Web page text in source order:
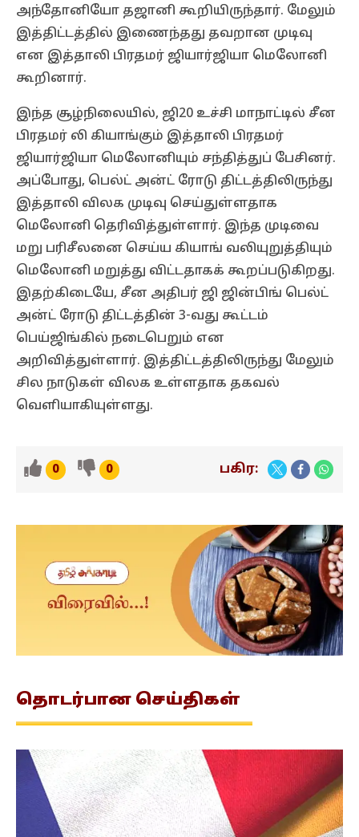
அந்தோனியோ தஜானி கூறியிருந்தார். மேலும்
இத்திட்டத்தில் இணைந்தது தவறான முடிவு
என இத்தாலி பிரதமர் ஜியார்ஜியா மெலோனி
கூறினார்.
இந்த சூழ்நிலையில், ஜி20 உச்சி மாநாட்டில் சீன
பிரதமர் லி கியாங்கும் இத்தாலி பிரதமர்
ஜியார்ஜியா மெலோனியும் சந்தித்துப் பேசினர்.
அப்போது, பெல்ட் அன்ட் ரோடு திட்டத்திலிருந்து
இத்தாலி விலக முடிவு செய்துள்ளதாக
மெலோனி தெரிவித்துள்ளார். இந்த முடிவை
மறு பரிசீலனை செய்ய கியாங் வலியுறுத்தியும்
மெலோனி மறுத்து விட்டதாகக் கூறப்படுகிறது.
இதற்கிடையே, சீன அதிபர் ஜி ஜின்பிங் பெல்ட்
அன்ட் ரோடு திட்டத்தின் 3-வது கூட்டம்
பெய்ஜிங்கில் நடைபெறும் என
அறிவித்துள்ளார். இத்திட்டத்திலிருந்து மேலும்
சில நாடுகள் விலக உள்ளதாக தகவல்
வெளியாகியுள்ளது.
0 0 பகிர:
தொடர்பான செய்திகள்